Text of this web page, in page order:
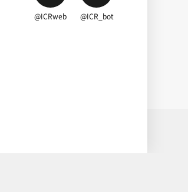
@ICRweb @ICR_bot